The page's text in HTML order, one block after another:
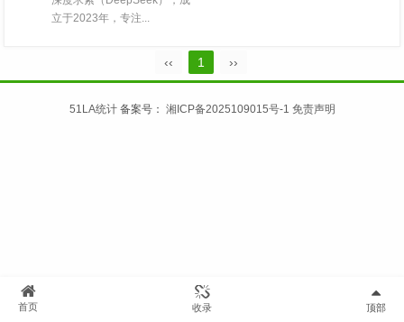
立于2023年，专注...
‹‹ 1 ››
51LA统计备案号： 湘ICP备2025109015号-1 免责声明
首页 收录 顶部